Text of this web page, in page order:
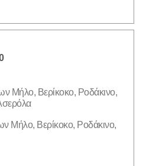
Μήλο, Βερίκοκο, Ροδάκινο,